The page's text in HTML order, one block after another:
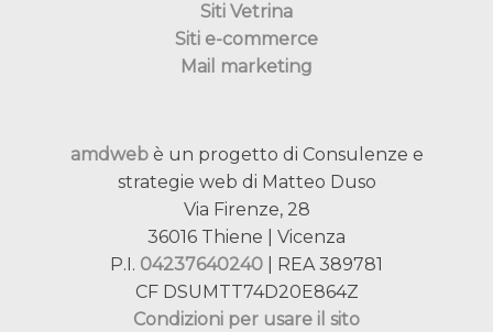
Siti Vetrina
Siti e-commerce
Mail marketing
amdwebè un progetto di Consulenze e
strategie web di Matteo Duso
Via Firenze, 28
36016 Thiene | Vicenza
P.I. 04237640240 | REA 389781
CF DSUMTT74D20E864Z
Condizioni per usare il sito